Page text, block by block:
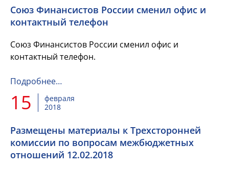
Союз Финансистов России сменил офис и
контактный телефон
Союз Финансистов России сменил офис и
контактный телефон.
Подробнее…
15
февраля
2018
Размещены материалы к Трехсторонней
комиссии по вопросам межбюджетных
отношений 12.02.2018